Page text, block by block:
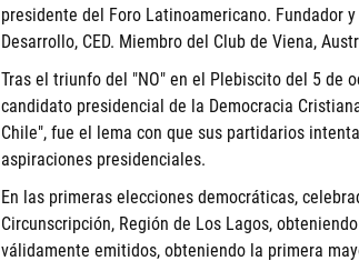
presidente del Foro Latinoamericano. Fundador
Desarrollo, CED. Miembro del Club de Viena,
Tras el triunfo del "NO" en el Plebiscito del 5 de
candidato presidencial de la Democracia
Chile", fue el lema con que sus partidarios
aspiraciones presidenciales.
En las primeras elecciones democráticas,
Circunscripción, Región de Los Lagos,
válidamente emitidos, obteniendo la primera